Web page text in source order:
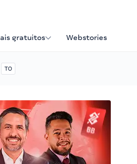
gratuitos Webstories
TO